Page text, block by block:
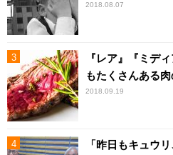
2018.08.07
『レア』『ミデ
もたくさんある
2018.09.19
「昨日もキュウ